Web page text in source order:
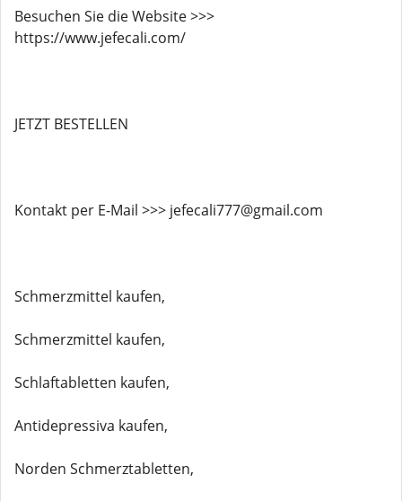
Besuchen Sie die Website >>>
https://www.jefecali.com/
JETZT BESTELLEN
Kontakt per E-Mail >>> jefecali777@gmail.com
Schmerzmittel kaufen,
Schmerzmittel kaufen,
Schlaftabletten kaufen,
Antidepressiva kaufen,
Norden Schmerztabletten,